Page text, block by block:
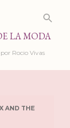
LA MODA
Rocio Vivas
AND THE